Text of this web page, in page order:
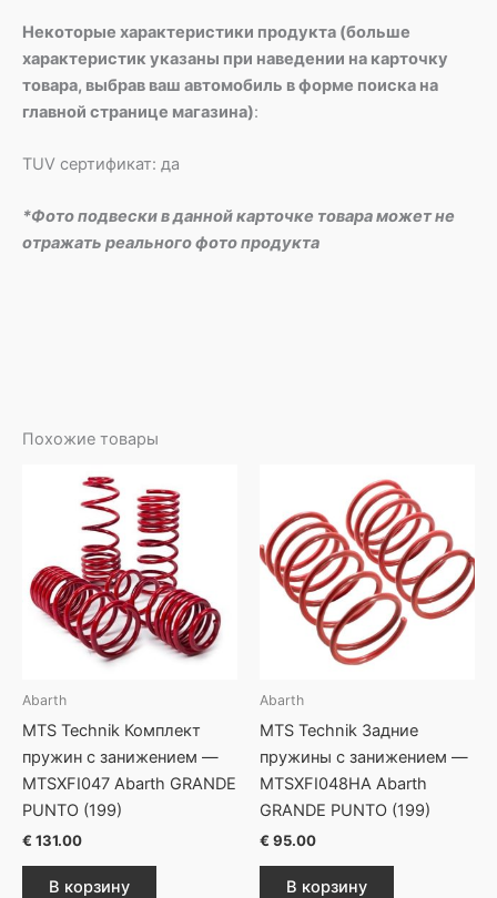
Некоторые характеристики продукта (больше
характеристик указаны при наведении на карточку
товара, выбрав ваш автомобиль в форме поиска на
главной странице магазина):
TUV сертификат: да
*Фото подвески в данной карточке товара может не
отражать реального фото продукта
Похожие товары
Abarth
MTS Technik Комплект
пружин с занижением —
MTSXFI047 Abarth GRANDE
PUNTO (199)
€ 131.00
В корзину
Abarth
MTS Technik Задние
пружины с занижением —
MTSXFI048HA Abarth
GRANDE PUNTO (199)
€ 95.00
В корзину